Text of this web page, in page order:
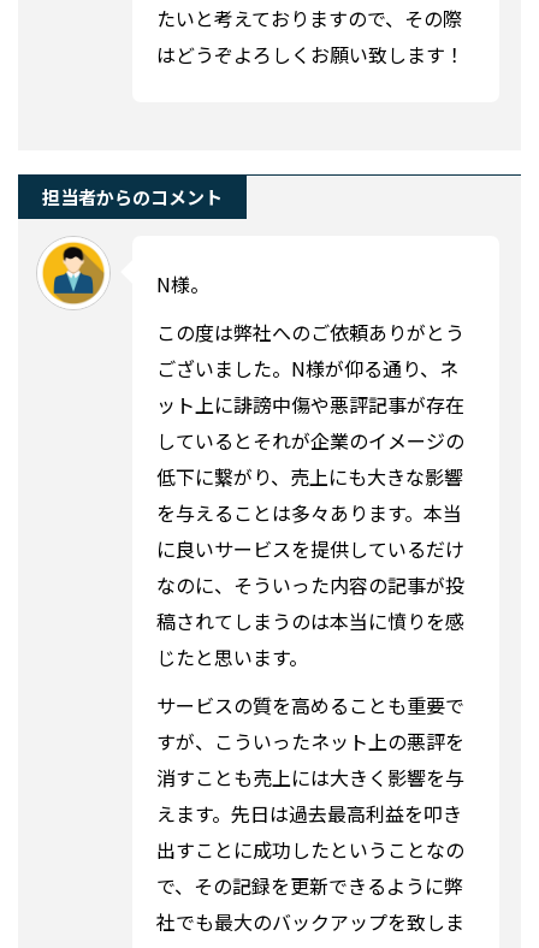
たいと考えておりますので、その際
はどうぞよろしくお願い致します！
担当者からのコメント
N様。
この度は弊社へのご依頼ありがとう
ございました。N様が仰る通り、ネ
ット上に誹謗中傷や悪評記事が存在
しているとそれが企業のイメージの
低下に繋がり、売上にも大きな影響
を与えることは多々あります。本当
に良いサービスを提供しているだけ
なのに、そういった内容の記事が投
稿されてしまうのは本当に憤りを感
じたと思います。
サービスの質を高めることも重要で
すが、こういったネット上の悪評を
消すことも売上には大きく影響を与
えます。先日は過去最高利益を叩き
出すことに成功したということなの
で、その記録を更新できるように弊
社でも最大のバックアップを致しま